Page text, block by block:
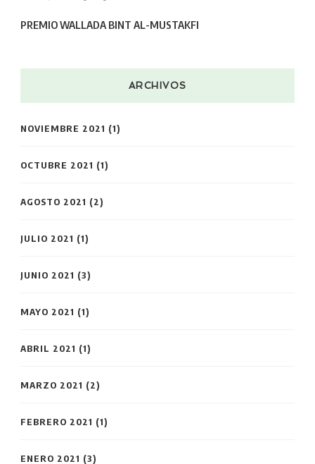
PREMIO WALLADA BINT AL-MUSTAKFI
ARCHIVOS
NOVIEMBRE 2021 (1)
OCTUBRE 2021 (1)
AGOSTO 2021 (2)
JULIO 2021 (1)
JUNIO 2021 (3)
MAYO 2021 (1)
ABRIL 2021 (1)
MARZO 2021 (2)
FEBRERO 2021 (1)
ENERO 2021 (3)